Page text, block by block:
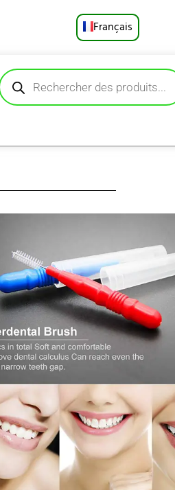
Français
Русский
Português
日本語
poignée
les dents,
bridges et des
dentaire et les
polypropylène
précis.
dentaire
frais et des
Type I